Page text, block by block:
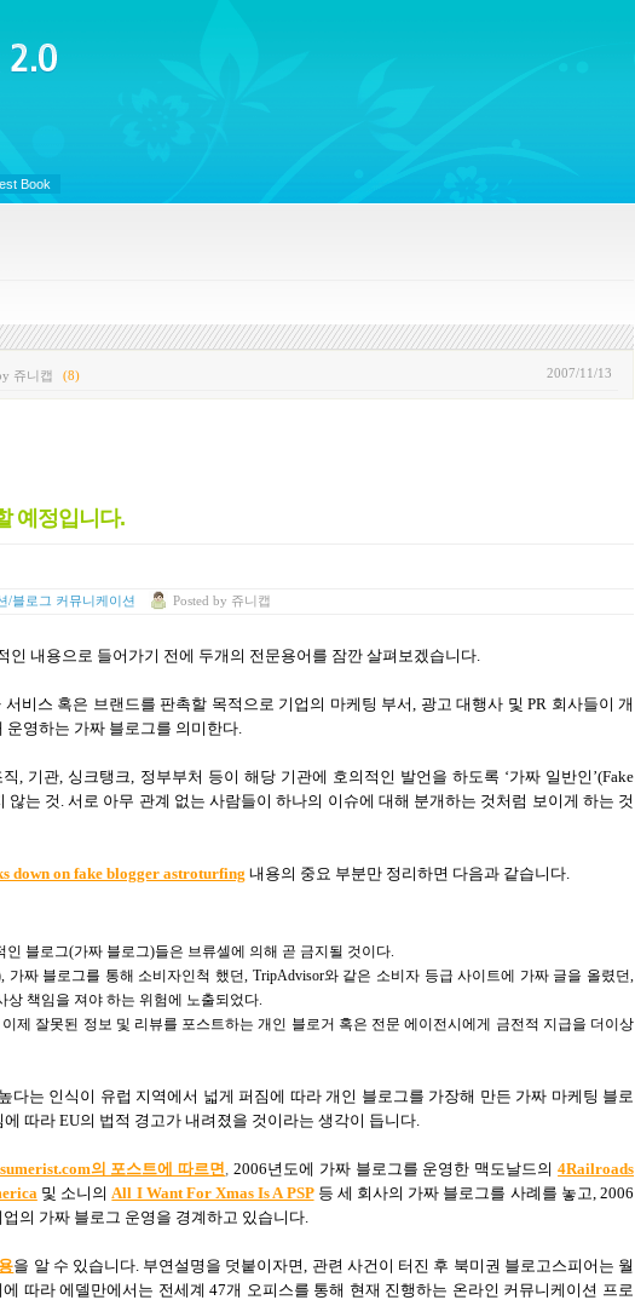
&
Book
2007/11/13
쥬니캡 (8)
예정입니다.
/블로그 커뮤니케이션 Posted by 쥬니캡
인 내용으로 들어가기 전에 두개의 전문용어를 잠깐 살펴보겠습니다.
서비스 혹은 브랜드를 판촉할 목적으로 기업의 마케팅 부서, 광고 대행사 및 PR 회사들이 개
영하는 가짜 블로그를 의미한다.
직 기관 싱크탱크 정부부처 등이 해당 기관에 호의적인 발언을 하도록 ‘가짜 일반인 ’(Fake
않는 것. 서로 아무 관계 없는 사람들이 하나의 이슈에 대해 분개하는 것처럼 보이게 하는 것
down on fake blogger astroturfing 내용의 중요 부분만 정리하면 다음과 같습니다.
블로그(가짜 블로그)들은 브류셀에 의해 곧 금지될 것이다.
짜 블로그를 통해 소비자인척 했던, TripAdvisor와 같은 소비자 등급 사이트에 가짜 글을 올렸던,
책임을 져야 하는 위험에 노출되었다.
제 잘못된 정보 및 리뷰를 포스트하는 개인 블로거 혹은 전문 에이전시에게 금전적 지급을 더이상
다는 인식이 유럽 지역에서 넓게 퍼짐에 따라 개인 블로그를 가장해 만든 가짜 마케팅 블로
따라 EU의 법적 경고가 내려졌을 것이라는 생각이 듭니다.
의 포스트에 따르면 ,2006년도에 가짜 블로그를 운영한 맥도날드의4Railroads
및 소니의 All I Want For Xmas Is A PSP 등 세 회사의 가짜 블로그를 사례를 놓고, 2006
의 가짜 블로그 운영을 경계하고 있습니다.
을 알 수 있습니다. 부연설명을 덧붙이자면, 관련 사건이 터진 후 북미권 블로고스피어는 월
따라 에델만에서는 전세계 47개 오피스를 통해 현재 진행하는 온라인 커뮤니케이션 프로